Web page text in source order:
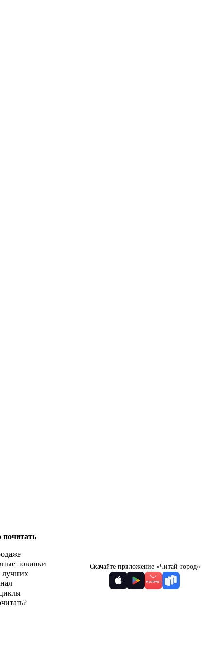
почитать
новинки
лучших
Скачайте приложение «Читай-город»